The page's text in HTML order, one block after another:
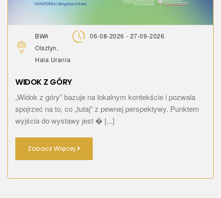
BWA
Olsztyn,
Hala Urania
06-08-2026 - 27-09-2026
WIDOK Z GÓRY
„Widok z góry” bazuje na lokalnym kontekście i pozwala
spojrzeć na to, co „tutaj” z pewnej perspektywy. Punktem
wyjścia do wystawy jest � [...]
Zobacz Więcej